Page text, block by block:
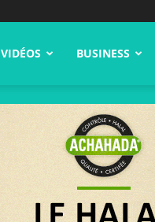
VIDÉOS BUSINESS